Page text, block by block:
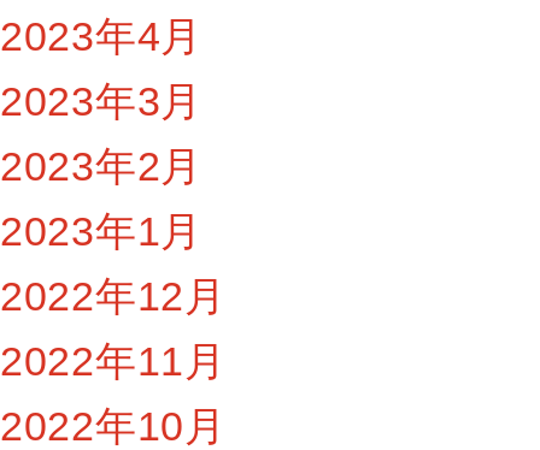
2023年4月
2023年3月
2023年2月
2023年1月
2022年12月
2022年11月
2022年10月